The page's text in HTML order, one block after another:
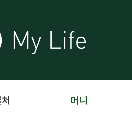
머니